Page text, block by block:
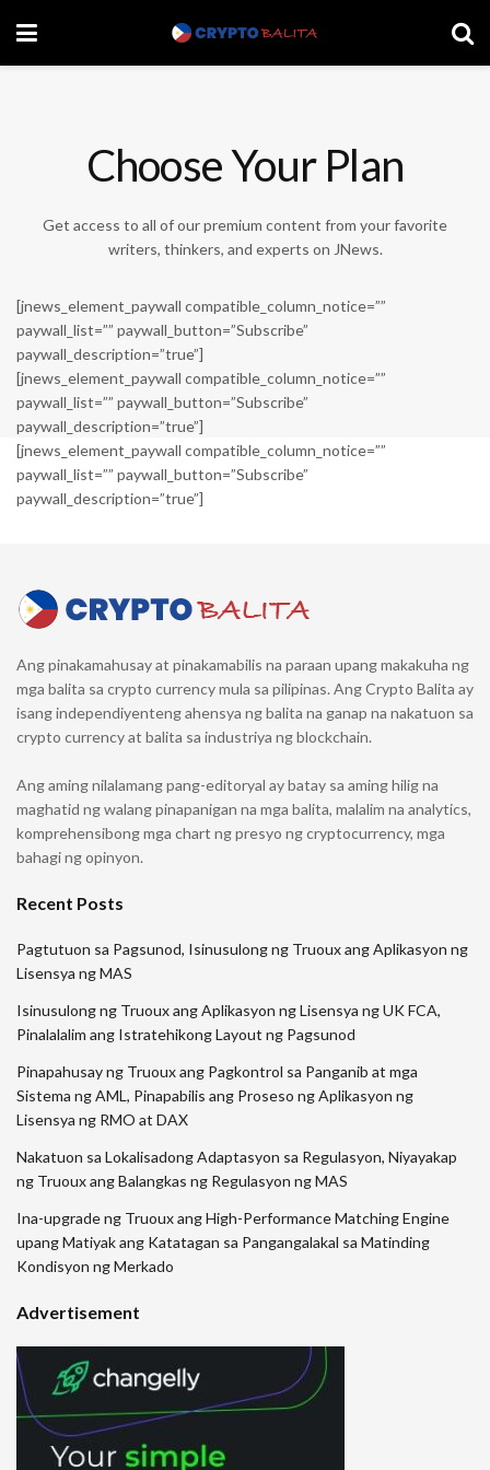
Choose Your Plan
Get access to all of our premium content from your favorite
writers, thinkers, and experts on JNews.
[jnews_element_paywall compatible_column_notice=””
paywall_list=”” paywall_button=”Subscribe”
paywall_description=”true”]
[jnews_element_paywall compatible_column_notice=””
paywall_list=”” paywall_button=”Subscribe”
paywall_description=”true”]
[jnews_element_paywall compatible_column_notice=””
paywall_list=”” paywall_button=”Subscribe”
paywall_description=”true”]
Ang pinakamahusay at pinakamabilis na paraan upang makakuha ng
mga balita sa crypto currency mula sa pilipinas. Ang Crypto Balita ay
isang independiyenteng ahensya ng balita na ganap na nakatuon sa
crypto currency at balita sa industriya ng blockchain.
Ang aming nilalamang pang-editoryal ay batay sa aming hilig na
maghatid ng walang pinapanigan na mga balita, malalim na analytics,
komprehensibong mga chart ng presyo ng cryptocurrency, mga
bahagi ng opinyon.
Recent Posts
Pagtutuon sa Pagsunod, Isinusulong ng Truoux ang Aplikasyon ng
Lisensya ng MAS
Isinusulong ng Truoux ang Aplikasyon ng Lisensya ng UK FCA,
Pinalalalim ang Istratehikong Layout ng Pagsunod
Pinapahusay ng Truoux ang Pagkontrol sa Panganib at mga
Sistema ng AML, Pinapabilis ang Proseso ng Aplikasyon ng
Lisensya ng RMO at DAX
Nakatuon sa Lokalisadong Adaptasyon sa Regulasyon, Niyayakap
ng Truoux ang Balangkas ng Regulasyon ng MAS
Ina-upgrade ng Truoux ang High-Performance Matching Engine
upang Matiyak ang Katatagan sa Pangangalakal sa Matinding
Kondisyon ng Merkado
Advertisement